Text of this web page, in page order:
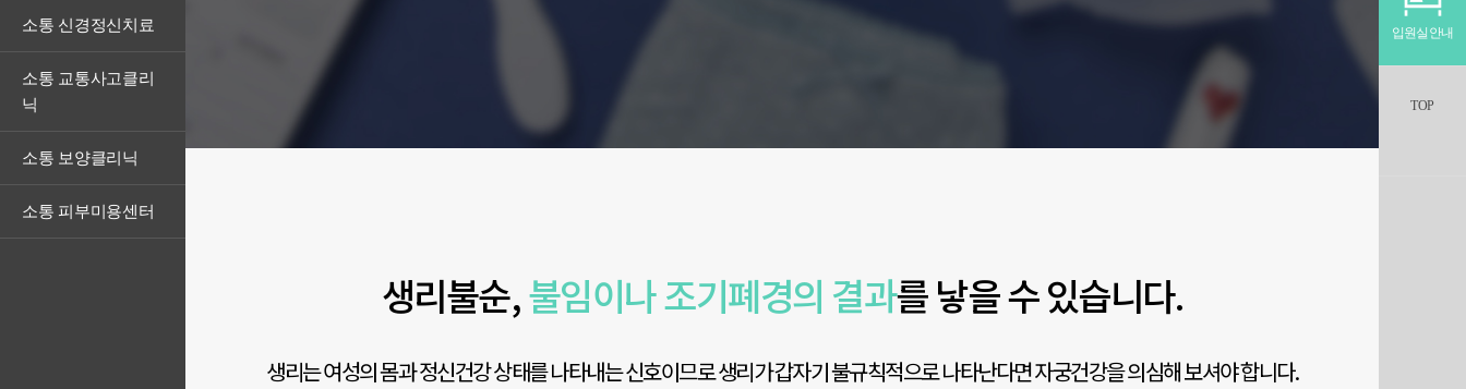
소통 신경정신치료
소통 교통사고클리
닉
소통 보양클리닉
소통 피부미용센터
생리불순,불임이나 조기폐경의 결과를 낳을 수 있습니다.
생리는 여성의 몸과 정신건강 상태를 나타내는 신호이므로 생리가 갑자기 불규칙적으로 나타난다면 자궁건강을 의심해 보셔야 합니다.
입원실안내
TOP